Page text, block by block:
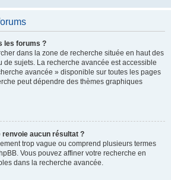
les forums ?
dans la zone de recherche située en haut des
de sujets. La recherche avancée est accessible
avancée » disponible sur toutes les pages
peut dépendre des thèmes graphiques
renvoie aucun résultat ?
trop vague ou comprend plusieurs termes
Vous pouvez affiner votre recherche en
dans la recherche avancée.